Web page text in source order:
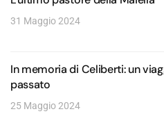
31 Maggio 2024
In memoria di Celiberti: un
passato
25 Maggio 2024